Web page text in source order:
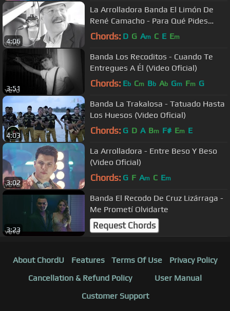
4:06
La Arrolladora Banda El Limón De
René Camacho - Para Qué Pides
Perdón
Chords: D G Am C E Em
3:51
Banda Los Recoditos - Cuando Te
Entregues A Él (Video Oficial)
Chords: Eb Cm Bb Ab Gm Fm G
4:03
Banda La Trakalosa - Tatuado Hasta
Los Huesos (Video Oficial)
Chords: G D A Bm F# Em E
3:02
La Arrolladora - Entre Beso Y Beso
(Video Oficial)
Chords: G F Am C Em
3:23
Banda El Recodo De Cruz Lizárraga -
Me Prometí Olvidarte
Request Chords
About ChordU Features Terms Of Use
Privacy Policy
Cancellation & Refund Policy
User Manual
Customer Support